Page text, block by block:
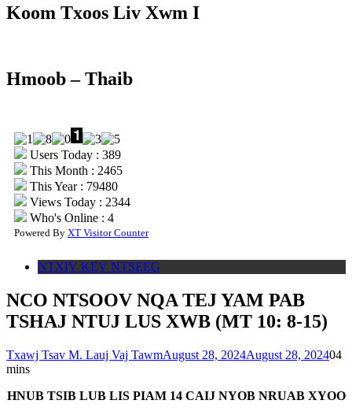
Koom Txoos Liv Xwm I
Hmoob – Thaib
Users Today : 389
This Month : 2465
This Year : 79480
Views Today : 2344
Who's Online : 4
Powered By XT Visitor Counter
NTXIV KEV NTSEEG
NCO NTSOOV NQA TEJ YAM PAB
TSHAJ NTUJ LUS XWB (MT 10: 8-15)
Txawj Tsav M. Lauj Vaj TawmAugust 28, 2024August 28, 202404
mins
HNUB TSIB LUB LIS PIAM 14 CAIJ NYOB NRUAB XYOO